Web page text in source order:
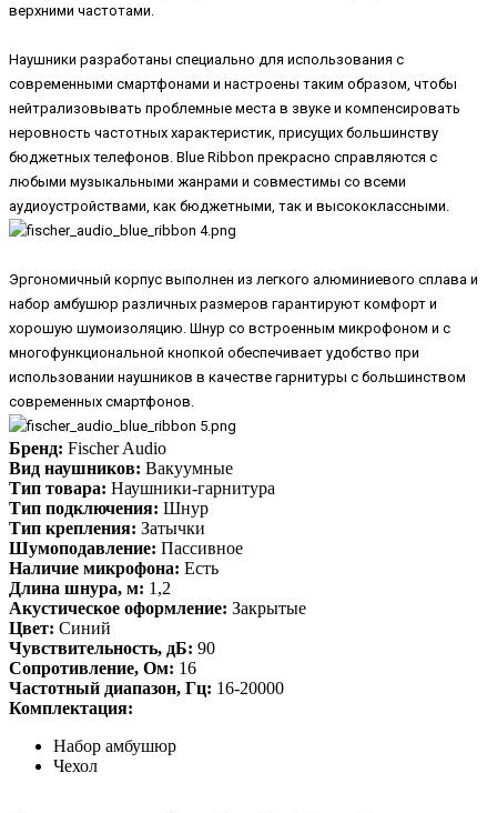
верхними частотами.
Наушники разработаны специально для использования с
современными смартфонами и настроены таким образом, чтобы
нейтрализовывать проблемные места в звуке и компенсировать
неровность частотных характеристик, присущих большинству
бюджетных телефонов. Blue Ribbon прекрасно справляются с
любыми музыкальными жанрами и совместимы со всеми
аудиоустройствами, как бюджетными, так и высококлассными.
Эргономичный корпус выполнен из легкого алюминиевого сплава и
набор амбушюр различных размеров гарантируют комфорт и
хорошую шумоизоляцию. Шнур со встроенным микрофоном и с
многофункциональной кнопкой обеспечивает удобство при
использовании наушников в качестве гарнитуры с большинством
современных смартфонов.
Бренд: Fischer Audio
Вид наушников: Вакуумные
Тип товара: Наушники-гарнитура
Тип подключения: Шнур
Тип крепления: Затычки
Шумоподавление: Пассивное
Наличие микрофона: Есть
Длина шнура, м: 1,2
Акустическое оформление: Закрытые
Цвет: Синий
Чувствительность, дБ: 90
Сопротивление, Ом: 16
Частотный диапазон, Гц: 16-20000
Комплектация:
Набор амбушюр
Чехол